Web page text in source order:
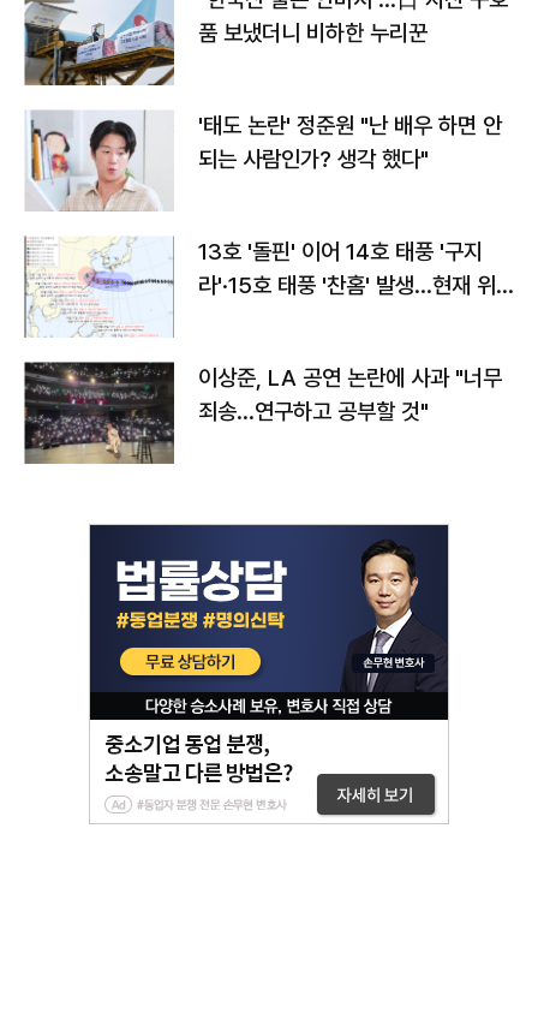
품 보냈더니 비하한 누리꾼
'태도 논란' 정준원 "난 배우 하면 안
되는 사람인가? 생각 했다"
13호 '돌핀' 이어 14호 태풍 '구지
라'·15호 태풍 '찬홈' 발생…현재 위
이상준, LA 공연 논란에 사과 "너무
죄송…연구하고 공부할 것"